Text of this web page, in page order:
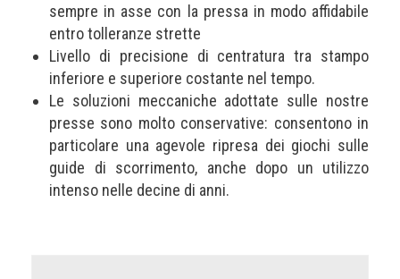
sempre in asse con la pressa in modo affidabile
entro tolleranze strette
Livello di precisione di centratura tra stampo
inferiore e superiore costante nel tempo.
Le soluzioni meccaniche adottate sulle nostre
presse sono molto conservative: consentono in
particolare una agevole ripresa dei giochi sulle
guide di scorrimento, anche dopo un utilizzo
intenso nelle decine di anni.